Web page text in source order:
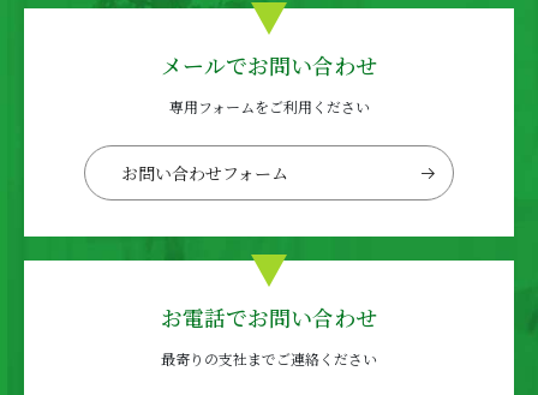
メールでお問い合わせ
専用フォームをご利用ください
お問い合わせフォーム
お電話でお問い合わせ
最寄りの支社までご連絡ください